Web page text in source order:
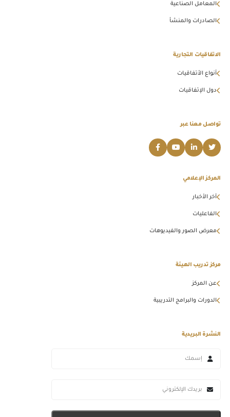
المعامل الصناعية
الصادرات والمنشأ
الاتفاقيات التجارية
أنواع الأتفاقيات
دول الإتفاقيات
تواصل معنا عبر
المركز الإعلامي
آخر الأخبار
الفاعليات
معرض الصور والفيديوهات
مركز تدريب الهيئة
عن المركز
الدورات والبرامج التدريبية
النشرة البريدية